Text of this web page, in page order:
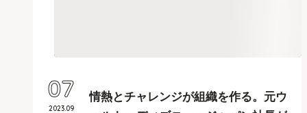
情熱とチャレンジが組織を作る。元ウ
2023.09
07